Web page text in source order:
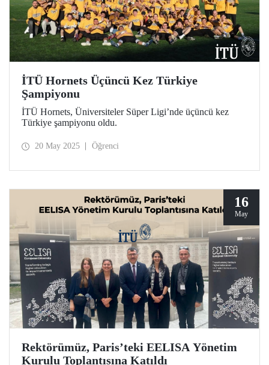
İTÜ Hornets Üçüncü Kez Türkiye
Şampiyonu
İTÜ Hornets, Üniversiteler Süper Ligi’nde üçüncü kez
Türkiye şampiyonu oldu.
20 May 2025 Öğrenci
16
May
Rektörümüz, Paris’teki EELISA Yönetim
Kurulu Toplantısına Katıldı